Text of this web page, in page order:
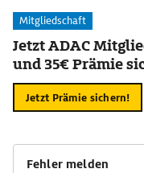
Mitgliedschaft
Jetzt ADAC
und 35€ Prämie
Jetzt Prämie sichern!
Fehler melden